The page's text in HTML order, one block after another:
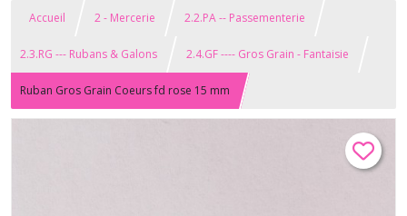
Accueil 2 - Mercerie 2.2.PA -- Passementerie
2.3.RG --- Rubans & Galons 2.4.GF ---- Gros Grain - Fantaisie
Ruban Gros Grain Coeurs fd rose 15 mm